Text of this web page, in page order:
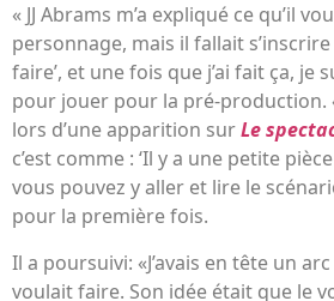
« JJ Abrams m’a expliqué ce qu’il
personnage, mais il fallait s’inscrire
faire’, et une fois que j’ai fait ça, je
pour jouer pour la pré-production.
lors d’une apparition surLe
c’est comme : ‘Il y a une petite
vous pouvez y aller et lire le
pour la première fois.
Il a poursuivi: «J’avais en tête un
voulait faire. Son idée était que le